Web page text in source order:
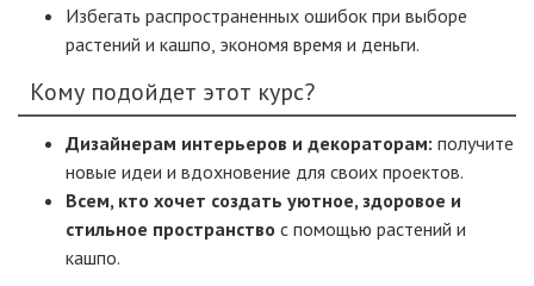
Избегать распространенных ошибок при выборе
растений и кашпо, экономя время и деньги.
Кому подойдет этот курс?
Дизайнерам интерьеров и декораторам: получите
новые идеи и вдохновение для своих проектов.
Всем, кто хочет создать уютное, здоровое и
стильное пространство с помощью растений и
кашпо.